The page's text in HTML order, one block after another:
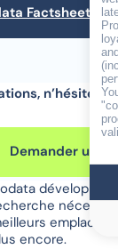
Factsheet –
n’hésitez
Demander une
développe
encore.